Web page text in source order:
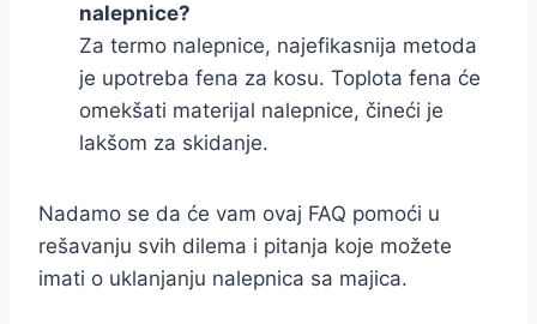
nalepnice?
Za termo nalepnice, najefikasnija metoda
je upotreba fena za kosu. Toplota fena će
omekšati materijal nalepnice, čineći je
lakšom za skidanje.
Nadamo se da će vam ovaj FAQ pomoći u
rešavanju svih dilema i pitanja koje možete
imati o uklanjanju nalepnica sa majica.